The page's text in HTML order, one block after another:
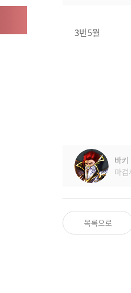
3번5월
바키
마검
목록으로